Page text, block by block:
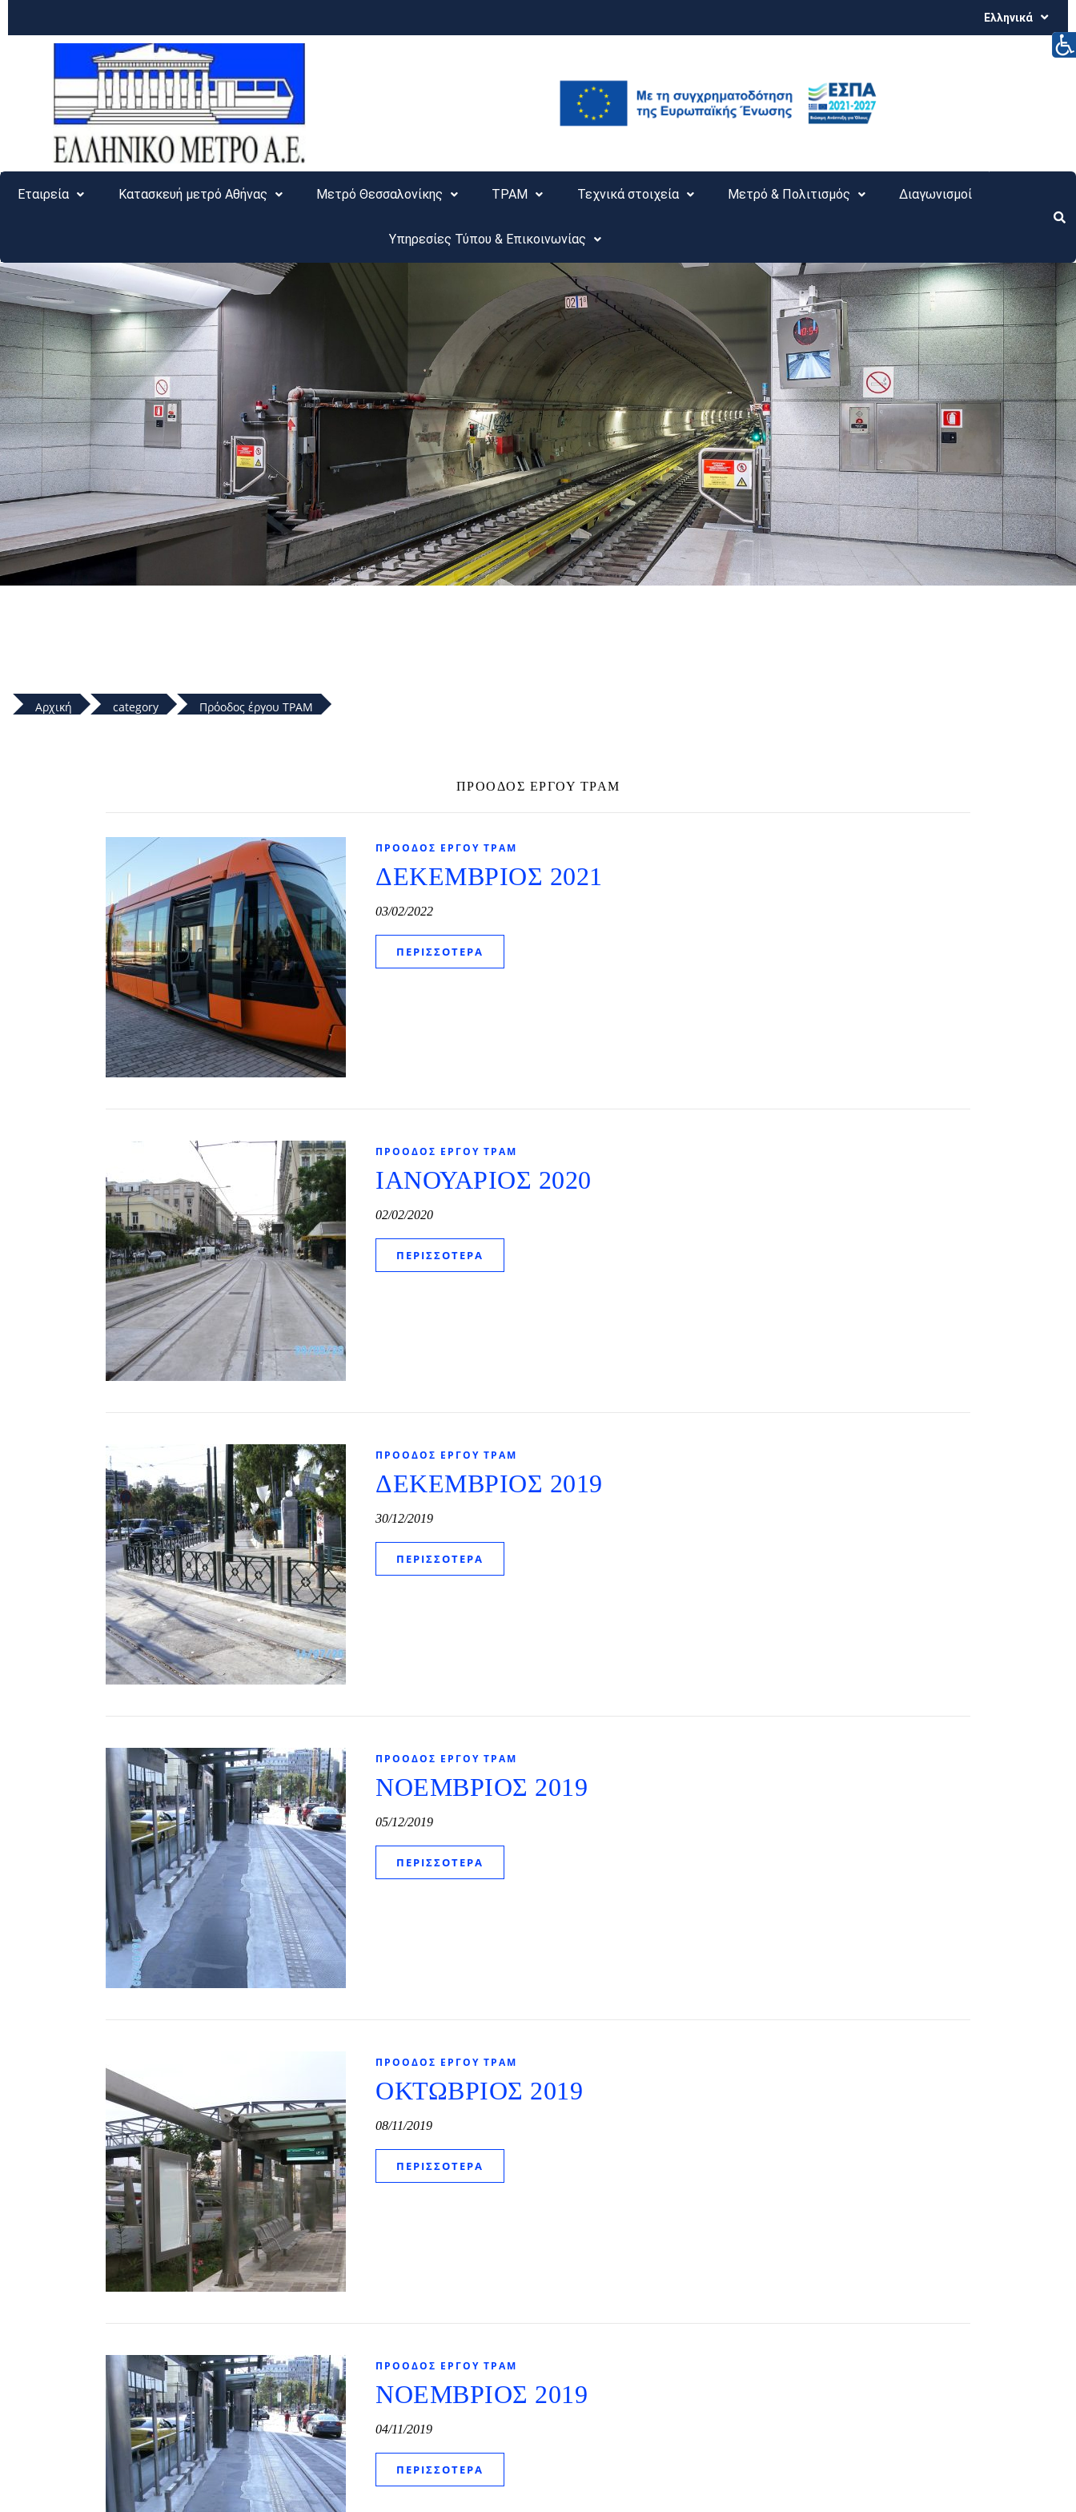
Ελληνικά
Εταιρεία Κατασκευή μετρό Αθήνας Μετρό Θεσσαλονίκης ΤΡΑΜ Τεχνικά στοιχεία Μετρό & Πολιτισμός Διαγωνισμοί
Υπηρεσίες Τύπου & Επικοινωνίας
Αρχική category Πρόοδος έργου ΤΡΑΜ
ΠΡΌΟΔΟΣ ΈΡΓΟΥ ΤΡΑΜ
ΠΡΌΟΔΟΣ ΈΡΓΟΥ ΤΡΑΜ
ΔΕΚΕΜΒΡΙΟΣ 2021
03/02/2022
ΠΕΡΙΣΣΌΤΕΡΑ
ΠΡΌΟΔΟΣ ΈΡΓΟΥ ΤΡΑΜ
ΙΑΝΟΥΑΡΙΟΣ 2020
02/02/2020
ΠΕΡΙΣΣΌΤΕΡΑ
ΠΡΌΟΔΟΣ ΈΡΓΟΥ ΤΡΑΜ
ΔΕΚΕΜΒΡΙΟΣ 2019
30/12/2019
ΠΕΡΙΣΣΌΤΕΡΑ
ΠΡΌΟΔΟΣ ΈΡΓΟΥ ΤΡΑΜ
ΝΟΕΜΒΡΙΟΣ 2019
05/12/2019
ΠΕΡΙΣΣΌΤΕΡΑ
ΠΡΌΟΔΟΣ ΈΡΓΟΥ ΤΡΑΜ
ΟΚΤΩΒΡΙΟΣ 2019
08/11/2019
ΠΕΡΙΣΣΌΤΕΡΑ
ΠΡΌΟΔΟΣ ΈΡΓΟΥ ΤΡΑΜ
ΝΟΕΜΒΡΙΟΣ 2019
04/11/2019
ΠΕΡΙΣΣΌΤΕΡΑ